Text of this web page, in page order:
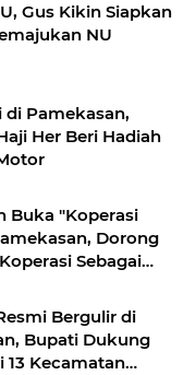
Gus Kikin Siapkan
NU
di Pamekasan,
Her Beri Hadiah
Buka "Koperasi
Dorong
Sebagai
Promosi
Bergulir di
Bupati Dukung
13 Kecamatan